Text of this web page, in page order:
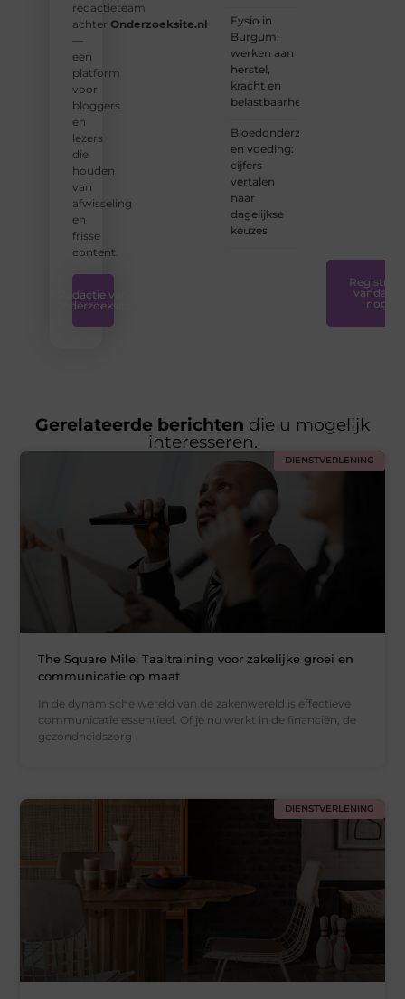
redactieteam
achter Onderzoeksite.nl
—
een
platform
voor
bloggers
en
lezers
die
houden
van
afwisseling
en
frisse
content.
Redactie van
Onderzoeksite
Fysio in
Burgum:
werken aan
herstel,
kracht en
belastbaarheid
Bloedonderzoek
en voeding:
cijfers
vertalen
naar
dagelijkse
keuzes
Registreer
vandaag
nog
Gerelateerde berichten die u mogelijk
interesseren.
DIENSTVERLENING
The Square Mile: Taaltraining voor zakelijke groei en
communicatie op maat
In de dynamische wereld van de zakenwereld is effectieve
communicatie essentieel. Of je nu werkt in de financiën, de
gezondheidszorg
DIENSTVERLENING